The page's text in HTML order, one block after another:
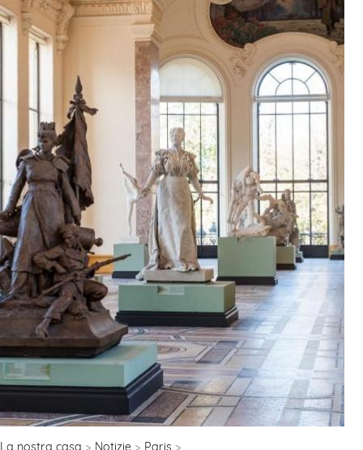
La nostra casa Notizie
Paris